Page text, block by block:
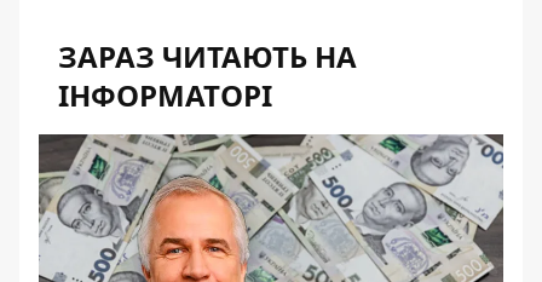
ЗАРАЗ ЧИТАЮТЬ НА
ІНФОРМАТОРІ